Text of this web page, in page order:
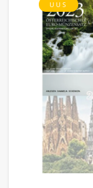
UUS